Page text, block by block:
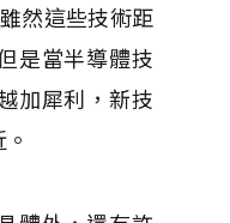
然這些技術距
是當半導體技
加犀利，新技